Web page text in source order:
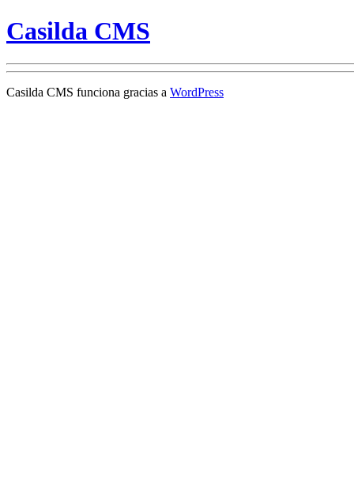
Casilda CMS
Casilda CMS funciona gracias a WordPress